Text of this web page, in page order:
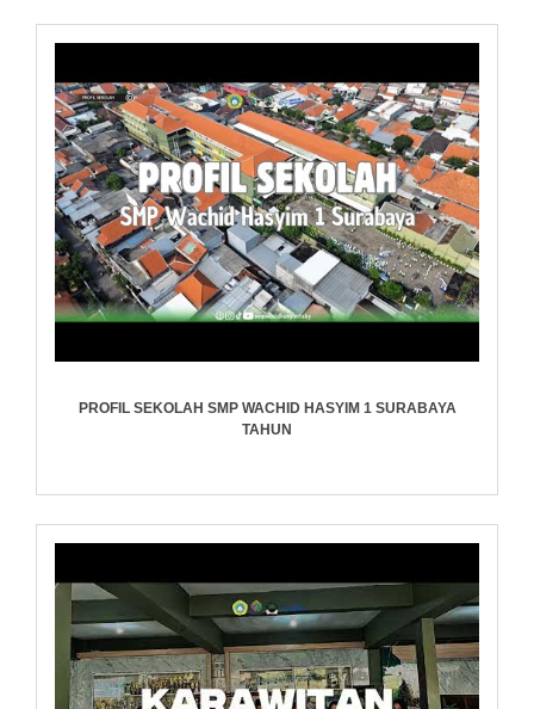
PROFIL SEKOLAH SMP WACHID HASYIM 1 SURABAYA
TAHUN